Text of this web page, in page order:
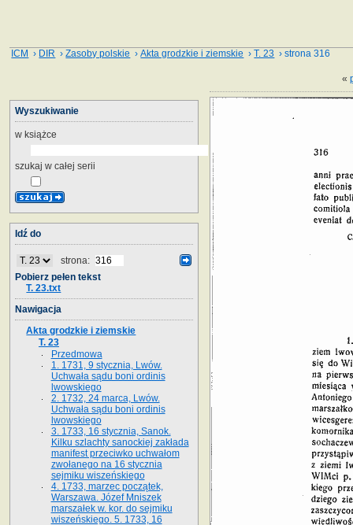
ICM › DIR ›Zasoby polskie ›Akta grodzkie i ziemskie ›T. 23 › strona 316
«
Wyszukiwanie
w książce
szukaj w całej serii
Idź do
strona:
Pobierz pełen tekst
T. 23.txt
Nawigacja
Akta grodzkie i ziemskie
T. 23
Przedmowa
1. 1731, 9 stycznia, Lwów.
Uchwała sądu boni ordinis
lwowskiego
2. 1732, 24 marca, Lwów.
Uchwała sądu boni ordinis
lwowskiego
3. 1733, 16 stycznia, Sanok.
Kilku szlachty sanockiej zakłada
manifest przeciwko uchwałom
zwołanego na 16 stycz­nia
sejmiku wiszeńskiego
4. 1733, marzec początek,
Warszawa. Józef Mniszek
marszałek w. kor. do sejmiku
wiszeńskiego. 5. 1733, 16